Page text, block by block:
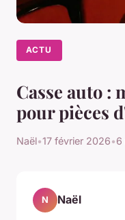
ACTU
Casse auto :
pour pièces
Naël•17 février 2026•6
N Naël